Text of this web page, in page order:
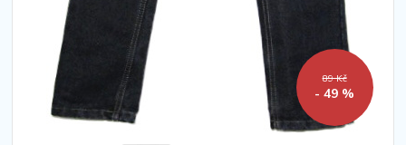
89 Kč
- 49 %